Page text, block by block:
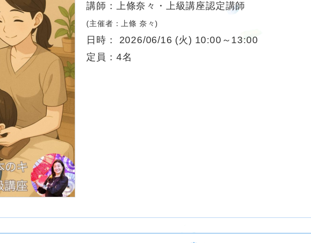
講師：上條奈々・上級講座認定講師
(主催者：上條 奈々)
日時： 2026/06/16 (火) 10:00～13:00
定員：4名